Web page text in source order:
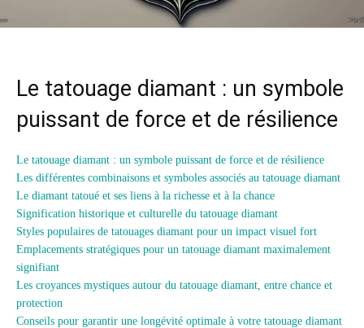
Le tatouage diamant : un symbole
puissant de force et de résilience
Le tatouage diamant : un symbole puissant de force et de résilience
Les différentes combinaisons et symboles associés au tatouage diamant
Le diamant tatoué et ses liens à la richesse et à la chance
Signification historique et culturelle du tatouage diamant
Styles populaires de tatouages diamant pour un impact visuel fort
Emplacements stratégiques pour un tatouage diamant maximalement
signifiant
Les croyances mystiques autour du tatouage diamant, entre chance et
protection
Conseils pour garantir une longévité optimale à votre tatouage diamant